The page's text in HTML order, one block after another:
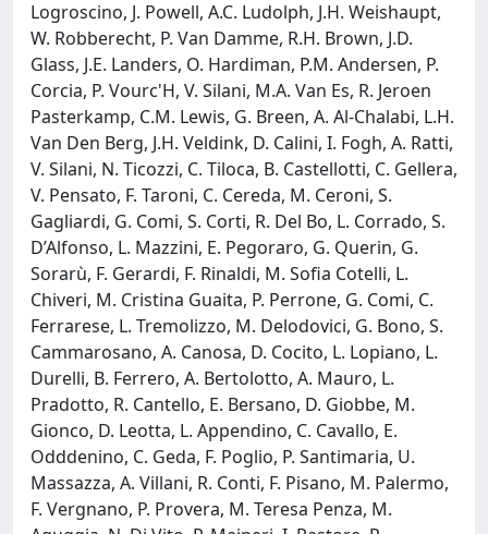
Logroscino, J. Powell, A.C. Ludolph, J.H. Weishaupt,
W. Robberecht, P. Van Damme, R.H. Brown, J.D.
Glass, J.E. Landers, O. Hardiman, P.M. Andersen, P.
Corcia, P. Vourc'H, V. Silani, M.A. Van Es, R. Jeroen
Pasterkamp, C.M. Lewis, G. Breen, A. Al-Chalabi, L.H.
Van Den Berg, J.H. Veldink, D. Calini, I. Fogh, A. Ratti,
V. Silani, N. Ticozzi, C. Tiloca, B. Castellotti, C. Gellera,
V. Pensato, F. Taroni, C. Cereda, M. Ceroni, S.
Gagliardi, G. Comi, S. Corti, R. Del Bo, L. Corrado, S.
D’Alfonso, L. Mazzini, E. Pegoraro, G. Querin, G.
Sorarù, F. Gerardi, F. Rinaldi, M. Sofia Cotelli, L.
Chiveri, M. Cristina Guaita, P. Perrone, G. Comi, C.
Ferrarese, L. Tremolizzo, M. Delodovici, G. Bono, S.
Cammarosano, A. Canosa, D. Cocito, L. Lopiano, L.
Durelli, B. Ferrero, A. Bertolotto, A. Mauro, L.
Pradotto, R. Cantello, E. Bersano, D. Giobbe, M.
Gionco, D. Leotta, L. Appendino, C. Cavallo, E.
Odddenino, C. Geda, F. Poglio, P. Santimaria, U.
Massazza, A. Villani, R. Conti, F. Pisano, M. Palermo,
F. Vergnano, P. Provera, M. Teresa Penza, M.